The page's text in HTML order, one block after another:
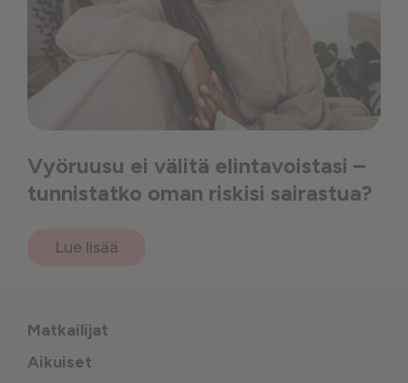
Vyöruusu ei välitä elintavoistasi –
tunnistatko oman riskisi sairastua?
Lue lisää
Matkailijat
Aikuiset